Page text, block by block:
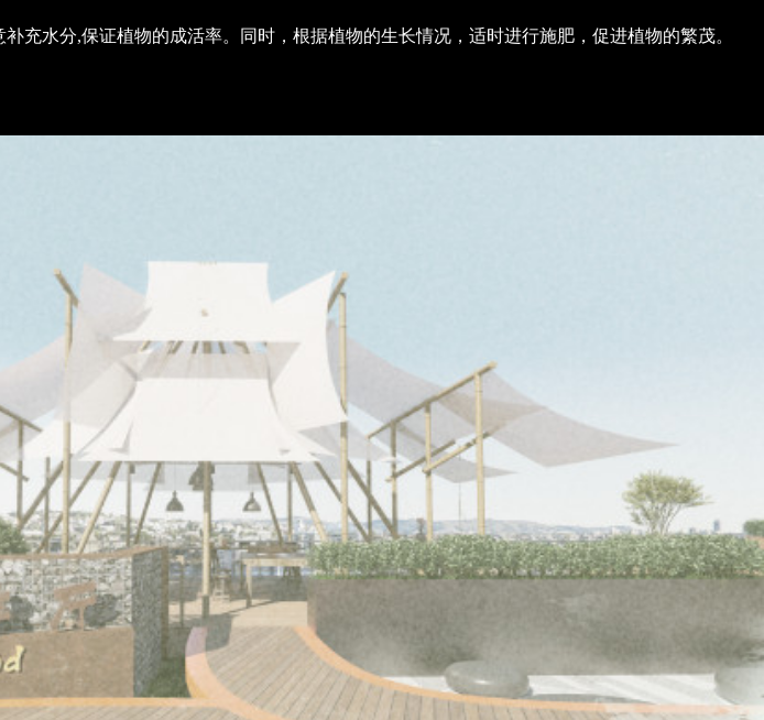
水分,保证植物的成活率。同时，根据植物的生长情况，适时进行施肥，促进植物的繁茂。